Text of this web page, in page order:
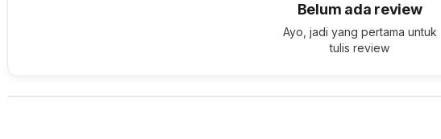
Belum ada review
Ayo, jadi yang pertama untuk
tulis review